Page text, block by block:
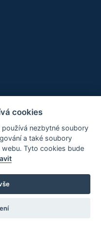
cookies
nezbytné soubory
a také soubory
Tyto cookies bude